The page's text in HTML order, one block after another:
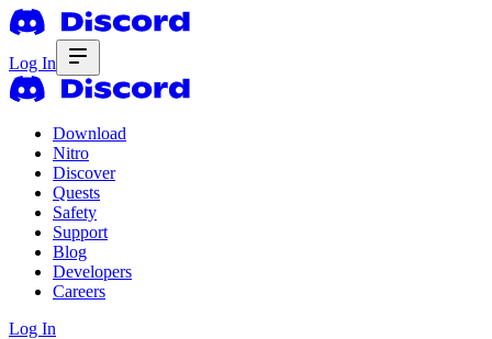
Log In
Download
Nitro
Discover
Quests
Safety
Support
Blog
Developers
Careers
Log In